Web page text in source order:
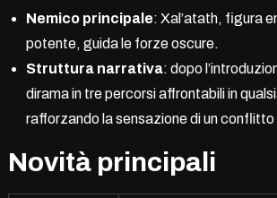
Nemico principale: Xal’atath, figura
potente, guida le forze oscure.
Struttura narrativa: dopo
dirama in tre percorsi affrontabili in
rafforzando la sensazione di un conflitto
Novità principali